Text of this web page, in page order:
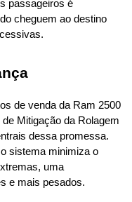
passageiros é
cheguem ao destino
de venda da Ram 2500
Mitigação da Rolagem
dessa promessa.
sistema minimiza o
uma
e mais pesados.